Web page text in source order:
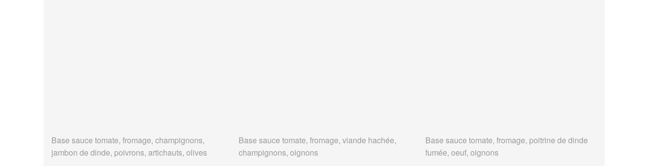
Base sauce tomate, fromage, champignons,
jambon de dinde, poivrons, artichauts, olives
Base sauce tomate, fromage, viande hachée,
champignons, oignons
Base sauce tomate, fromage, poitrine de dinde
fumée, oeuf, oignons